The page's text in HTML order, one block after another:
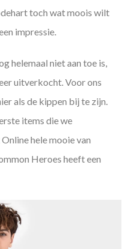
toch wat moois wilt
impressie.
helemaal niet aan toe is,
uitverkocht. Voor ons
als de kippen bij te zijn.
items die we
hele mooie van
Heroes heeft een